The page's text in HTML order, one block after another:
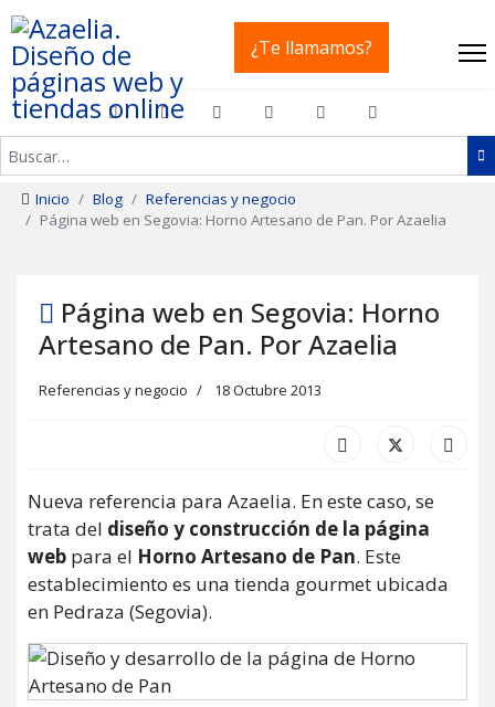
¿Te llamamos?
Buscar
Inicio Blog
Referencias y negocio
Página web en Segovia: Horno Artesano de Pan. Por Azaelia
Página web en Segovia: Horno
Artesano de Pan. Por Azaelia
Referencias y negocio 18 Octubre 2013
Nueva referencia para Azaelia. En este caso, se
trata del diseño y construcción de la página
web para el Horno Artesano de Pan. Este
establecimiento es una tienda gourmet ubicada
en Pedraza (Segovia).